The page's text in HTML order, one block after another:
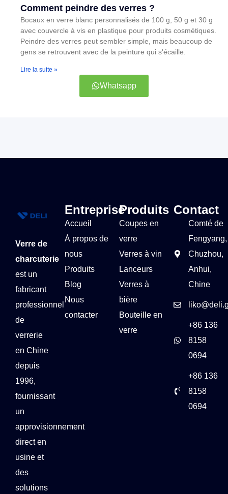
Comment peindre des verres ?
Bocaux en verre blanc personnalisés de 100 g, 50 g et 30 g
avec couvercle à vis en plastique pour produits cosmétiques.
Peindre des verres peut sembler simple, mais beaucoup de
gens se retrouvent avec de la peinture qui s'écaille.
Lire la suite »
Whatsapp
Verre de
charcuterie
est un
fabricant
professionnel
de
verrerie
en Chine
depuis
1996,
fournissant
un
approvisionnement
direct en
usine et
des
solutions
Entreprise
Accueil
À propos de
nous
Produits
Blog
Nous
contacter
Produits
Coupes en
verre
Verres à vin
Lanceurs
Verres à
bière
Bouteille en
verre
Contact
Comté de
Fengyang,
Chuzhou,
Anhui,
Chine
+86 136
8158
0694
+86 136
8158
0694